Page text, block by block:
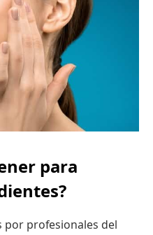
para
por profesionales del